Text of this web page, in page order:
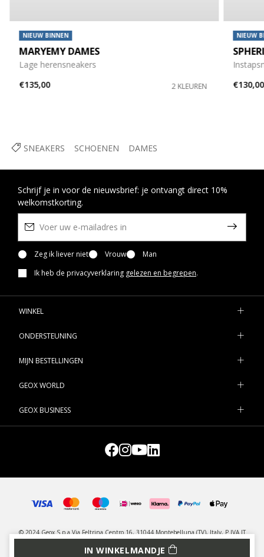
IN WINKELMANDJE
SNEAKERS SCHOENEN DAMES
NIEUW BINNEN
MARYEMY DAMES
Lage herensneakers
€135,00
2 KLEUREN
NIEUW
€130,00
Schrijf je in voor de nieuwsbrief: je ontvangt direct 10%
welkomstkorting.
Zeg ik liever niet Vrouw
Man
Ik heb de privacyverklaring gelezen en begrepen.
WINKEL
ONDERSTEUNING
MIJN BESTELLINGEN
GEOX WORLD
GEOX BUSINESS
© 2024 Geox S.p.a Via Feltrina Centro 16, 31044 Montebelluna (TV), Italy, P.IVA IT
03348440268 - All rights reserved